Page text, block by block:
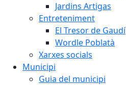
Jardins Artigas
Entreteniment
El Tresor de Gaudí
Wordle Poblatà
Xarxes socials
Municipi
Guia del municipi